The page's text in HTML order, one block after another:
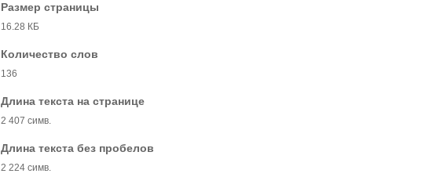
Размер страницы
16.28 КБ
Количество слов
136
Длина текста на странице
2 407 симв.
Длина текста без пробелов
2 224 симв.